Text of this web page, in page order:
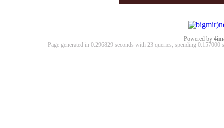
Powered by
Page generated in 0.296829 seconds with 23 queries, spending